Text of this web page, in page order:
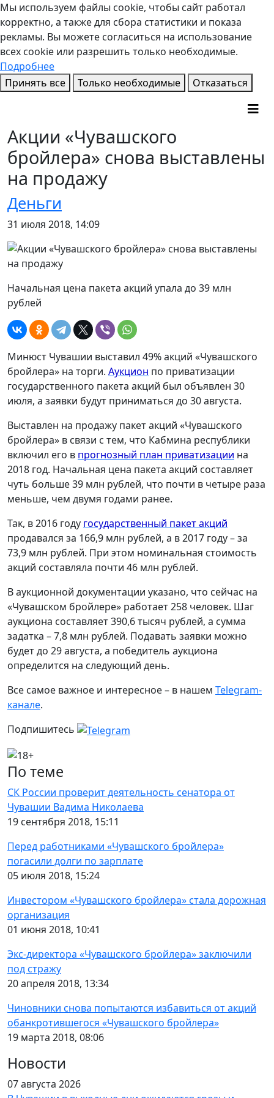
Мы используем файлы cookie, чтобы сайт работал
корректно, а также для сбора статистики и показа
рекламы. Вы можете согласиться на использование
всех cookie или разрешить только необходимые.
Подробнее
Принять все
Только необходимые Отказаться
Акции «Чувашского
бройлера» снова выставлены
на продажу
Деньги
31 июля 2018, 14:09
Начальная цена пакета акций упала до 39 млн
рублей
Минюст Чувашии выставил 49% акций «Чувашского
бройлера» на торги. Аукцион по приватизации
государственного пакета акций был объявлен 30
июля, а заявки будут приниматься до 30 августа.
Выставлен на продажу пакет акций «Чувашского
бройлера» в связи с тем, что Кабмина республики
включил его в прогнозный план приватизации на
2018 год. Начальная цена пакета акций составляет
чуть больше 39 млн рублей, что почти в четыре раза
меньше, чем двумя годами ранее.
Так, в 2016 году государственный пакет акций
продавался за 166,9 млн рублей, а в 2017 году – за
73,9 млн рублей. При этом номинальная стоимость
акций составляла почти 46 млн рублей.
В аукционной документации указано, что сейчас на
«Чувашском бройлере» работает 258 человек. Шаг
аукциона составляет 390,6 тысяч рублей, а сумма
задатка – 7,8 млн рублей. Подавать заявки можно
будет до 29 августа, а победитель аукциона
определится на следующий день.
Все самое важное и интересное – в нашем Telegram-
канале.
Подпишитесь
По теме
СК России проверит деятельность сенатора от
Чувашии Вадима Николаева
19 сентября 2018, 15:11
Перед работниками «Чувашского бройлера»
погасили долги по зарплате
05 июля 2018, 15:24
Инвестором «Чувашского бройлера» стала дорожная
организация
01 июня 2018, 10:41
Экс-директора «Чувашского бройлера» заключили
под стражу
20 апреля 2018, 13:34
Чиновники снова попытаются избавиться от акций
обанкротившегося «Чувашского бройлера»
19 марта 2018, 08:06
Новости
07 августа 2026